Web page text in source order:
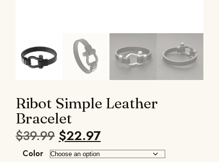
Ribot Simple Leather
Bracelet
$39.99 $22.97
Color